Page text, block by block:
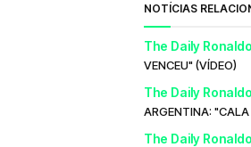
NOTÍCIAS
The Daily
VENCEU" (VÍDEO)
The Daily
ARGENTINA: "CALA
The Daily